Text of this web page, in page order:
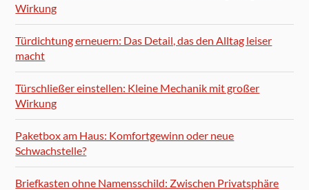
Wirkung
Türdichtung erneuern: Das Detail, das den Alltag leiser
macht
Türschließer einstellen: Kleine Mechanik mit großer
Wirkung
Paketbox am Haus: Komfortgewinn oder neue
Schwachstelle?
Briefkasten ohne Namensschild: Zwischen Privatsphäre